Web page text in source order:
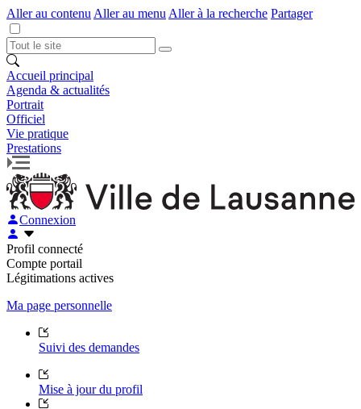
Aller au contenu Aller au menu Aller à la recherche Partager
Accueil principal
Agenda & actualités
Portrait
Officiel
Vie pratique
Prestations
Connexion
Profil connecté
Compte portail
Légitimations actives
Ma page personnelle
Suivi des demandes
Mise à jour du profil